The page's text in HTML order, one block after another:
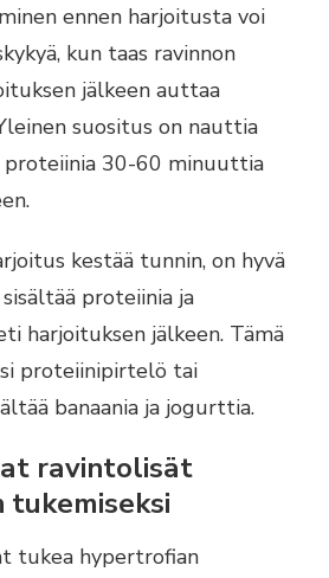
ennen harjoitusta voi
kun taas ravinnon
jälkeen auttaa
suositus on nauttia
proteiinia 30-60 minuuttia
kestää tunnin, on hyvä
proteiinia ja
harjoituksen jälkeen. Tämä
proteiinipirtelö tai
banaania ja jogurttia.
ravintolisät
tukea hypertrofian